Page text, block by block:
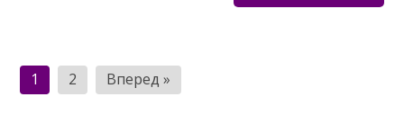
Пагинация
записей
1 2 Вперед »